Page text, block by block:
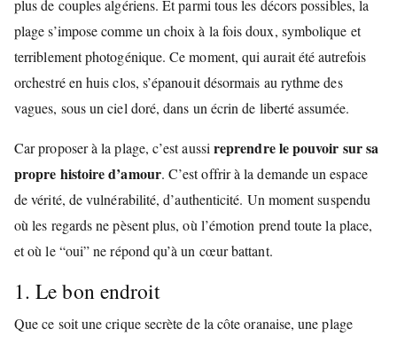
plus de couples algériens. Et parmi tous les décors possibles, la
plage s’impose comme un choix à la fois doux, symbolique et
terriblement photogénique. Ce moment, qui aurait été autrefois
orchestré en huis clos, s’épanouit désormais au rythme des
vagues, sous un ciel doré, dans un écrin de liberté assumée.
Car proposer à la plage, c’est aussireprendre le pouvoir sur sa
propre histoire d’amour. C’est offrir à la demande un espace
de vérité, de vulnérabilité, d’authenticité. Un moment suspendu
où les regards ne pèsent plus, où l’émotion prend toute la place,
et où le “oui” ne répond qu’à un cœur battant.
1. Le bon endroit
Que ce soit une crique secrète de la côte oranaise, une plage